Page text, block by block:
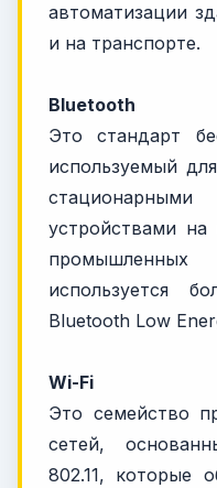
автоматизации
и на транспорте.
Bluetooth
Это стандарт
используемый
устройствами на
используется
Bluetooth Low
Wi-Fi
Это семейство
сетей,
802.11, которые